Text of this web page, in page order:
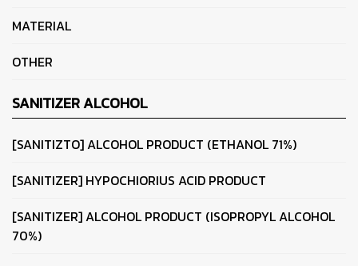
MATERIAL
OTHER
SANITIZER ALCOHOL
[SANITIZTO] ALCOHOL PRODUCT (ETHANOL 71%)
[SANITIZER] HYPOCHIORIUS ACID PRODUCT
[SANITIZER] ALCOHOL PRODUCT (ISOPROPYL ALCOHOL
70%)